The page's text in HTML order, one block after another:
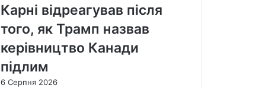
Карні відреагував після
того, як Трамп назвав
керівництво Канади
підлим
6 Серпня 2026